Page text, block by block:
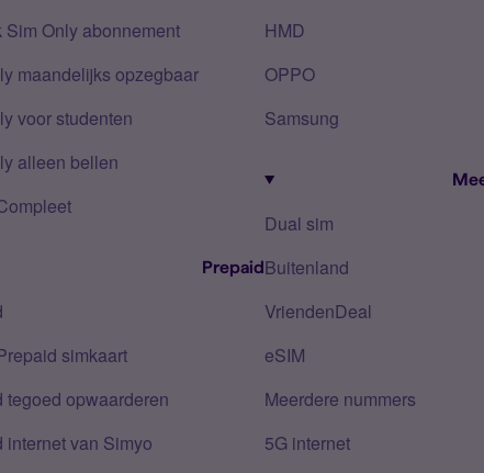
Sim Only abonnement
maandelijks opzegbaar
voor studenten
alleen bellen
Prepaid
simkaart
tegoed opwaarderen
internet van Simyo
HMD
OPPO
Samsung
Dual sim
Buitenland
VriendenDeal
eSIM
Meerdere nummers
5G internet